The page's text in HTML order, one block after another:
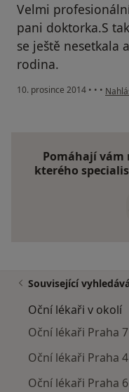
Velmi
pani doktorka.S
se ještě nesetkala
rodina.
10. prosince 2014 • • • podle
Pomáhají vám
kterého
Související
Oční lékaři v okolí
Oční lékaři Praha 7
Oční lékaři Praha 4
Oční lékaři Praha 6